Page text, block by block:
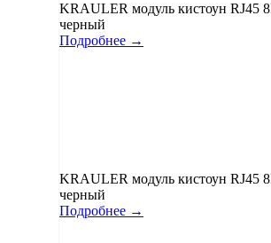
KRAULER модуль кистоун RJ45
черный
Подробнее →
KRAULER модуль кистоун RJ45
черный
Подробнее →